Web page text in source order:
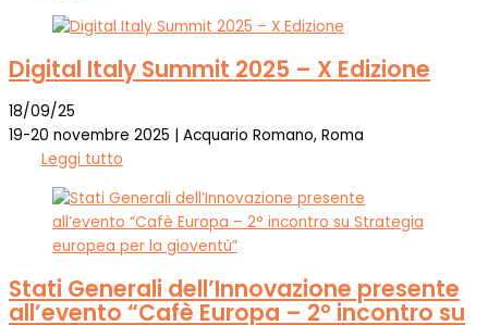
Digital Italy Summit 2025 – X Edizione
18/09/25
19-20 novembre 2025 | Acquario Romano, Roma
Leggi tutto
Stati Generali dell’Innovazione presente
all’evento “Cafè Europa – 2° incontro su